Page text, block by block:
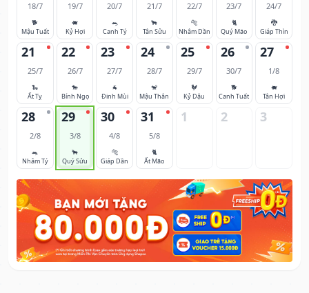
18/7
🐕
Mậu Tuất
19/7
🐖
Kỷ Hợi
20/7
🐀
Canh Tý
21/7
🐂
Tân Sửu
22/7
🐅
Nhâm Dần
23/7
🐈
Quý Mão
24/7
🐉
Giáp Thìn
21
25/7
🐍
Ất Tỵ
22
26/7
🐎
Bính Ngọ
23
27/7
🐐
Đinh Mùi
24
28/7
🐒
Mậu Thân
25
29/7
🐓
Kỷ Dậu
26
30/7
🐕
Canh Tuất
27
1/8
🐖
Tân Hợi
28
2/8
🐀
Nhâm Tý
29
3/8
🐂
Quý Sửu
30
4/8
🐅
Giáp Dần
31
5/8
🐈
Ất Mão
1 2 3